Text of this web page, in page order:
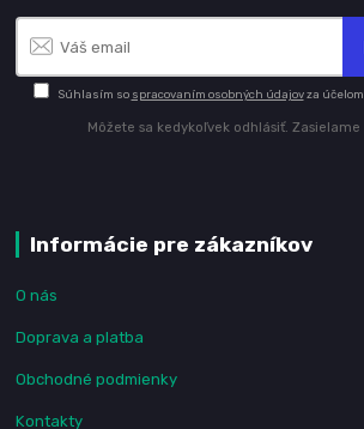
Súhlasím so spracovaním osobných údajovza
Môžete sa kedykoľvek odhlásiť. Zasielame
Informácie pre zákazníkov
O nás
Doprava a platba
Obchodné podmienky
Kontakty